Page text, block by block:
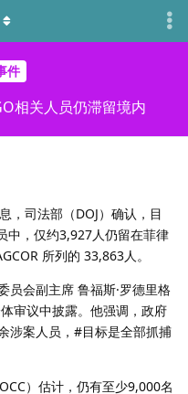
件
相关人员仍滞留境内
，司法部（DOJ）确认，目
中，仅约3,927人仍留在菲律
所列的 33,863人。
员会副主席 鲁福斯·罗德里格
审议中披露。他强调，政府
涉案人员，#目标是全部抓捕
）估计，仍有至少9,000名